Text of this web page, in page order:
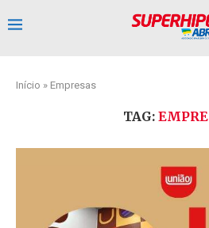
Início » Empresas
TAG: